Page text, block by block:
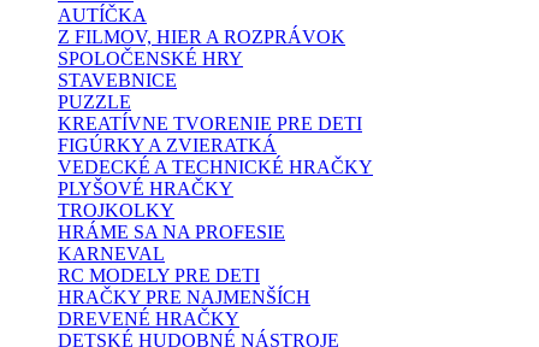
AUTÍČKA
Z FILMOV, HIER A ROZPRÁVOK
SPOLOČENSKÉ HRY
STAVEBNICE
PUZZLE
KREATÍVNE TVORENIE PRE DETI
FIGÚRKY A ZVIERATKÁ
VEDECKÉ A TECHNICKÉ HRAČKY
PLYŠOVÉ HRAČKY
TROJKOLKY
HRÁME SA NA PROFESIE
KARNEVAL
RC MODELY PRE DETI
HRAČKY PRE NAJMENŠÍCH
DREVENÉ HRAČKY
DETSKÉ HUDOBNÉ NÁSTROJE